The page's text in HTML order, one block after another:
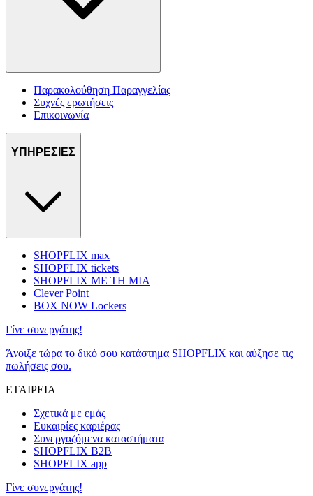
Παρακολούθηση Παραγγελίας
Συχνές ερωτήσεις
Επικοινωνία
ΥΠΗΡΕΣΙΕΣ
SHOPFLIX max
SHOPFLIX tickets
SHOPFLIX ΜΕ ΤΗ ΜΙΑ
Clever Point
BOX NOW Lockers
Γίνε συνεργάτης!
Άνοιξε τώρα το δικό σου κατάστημα SHOPFLIX και αύξησε τις
πωλήσεις σου.
ΕΤΑΙΡΕΙΑ
Σχετικά με εμάς
Ευκαιρίες καριέρας
Συνεργαζόμενα καταστήματα
SHOPFLIX B2B
SHOPFLIX app
Γίνε συνεργάτης!